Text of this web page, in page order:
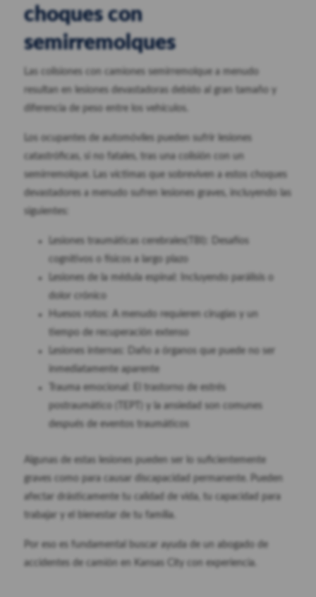
choques con
semirremolques
Las colisiones con camiones semirremolque a menudo
resultan en lesiones devastadoras debido al gran tamaño y
diferencia de peso entre los vehículos.
Los ocupantes de automóviles pueden sufrir lesiones
catastróficas, si no fatales, tras una colisión con un
semirremolque. Las víctimas que sobreviven a estos choques
devastadores a menudo sufren lesiones graves, incluyendo las
siguientes:
Lesiones traumáticas cerebrales(TBI): Desafíos
cognitivos o físicos a largo plazo
Lesiones de la médula espinal: Incluyendo parálisis o
Huesos rotos: A menudo requieren cirugías y un
tiempo de recuperación extenso
Lesiones internas: Daño a órganos que puede no ser
inmediatamente aparente
Trauma emocional: El trastorno de estrés
postraumático (TEPT) y la ansiedad son comunes
después de eventos traumáticos
Algunas de estas lesiones pueden ser lo suficientemente
graves como para causar discapacidad permanente. Pueden
afectar drásticamente tu calidad de vida, tu capacidad para
trabajar y el bienestar de tu familia.
Por eso es fundamental buscar ayuda de un abogado de
accidentes de camión en Kansas City con experiencia.